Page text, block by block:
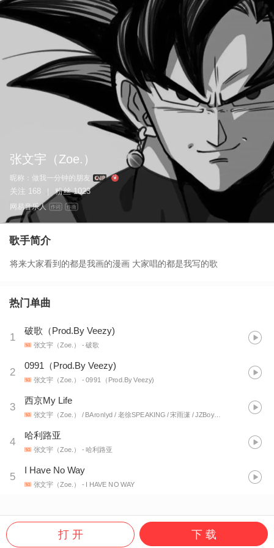
张文宇（Zoe.）
昵称： 做我一分钟的朋友
关注 168 粉丝 1023
网易音乐人 作词 作曲
歌手简介
将来大家看到的都是我画的漫画 大家唱的都是我写的歌
热门单曲
1
破歌（Prod.By Veezy)
张文宇（Zoe.） - 破歌
2
0991（Prod.By Veezy)
张文宇（Zoe.） - 0991（Prod.By Veezy)
3
西京My Life
张文宇（Zoe.） / BAronlyd / 老徐SPEAKING / 宋雨潇 / JZBoyka / To-y / . - 西京
4
哈利路亚
张文宇（Zoe.） - 哈利路亚
5
I Have No Way
张文宇（Zoe.） - I HAVE NO WAY
打 开 下 载